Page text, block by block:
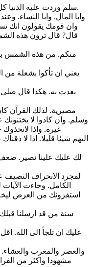
سلم وردت عليه الدنيا كل الدنيا. وابا. ابا الملك. وابا السيادة.
وابا المال. وابا النساء.
وان قومك يقولون انك
قال? قال ترون هذه
منكم. من هذه الشمس
يعني ان تأكوا بشعلة
بعدت به. هكذا قال صلى
مصيرية. لذلك القرآن
وسلم. وان كادوا لا يختنونك
غيره. واذا لاتخذوك
اليهم شيئا قليلا. اذا لا
لك عليك علينا نصير.
لمجرد الانحراف التصيف
الكامل. وجاءت الآيات
استفزونك من العرض
سنة من قد ارسلنا قبلك
عليك ان تلجأ الى الله.
والعصر والمغرب
مشهودا واكثر من